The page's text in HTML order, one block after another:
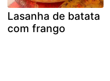
Lasanha de batata
com frango